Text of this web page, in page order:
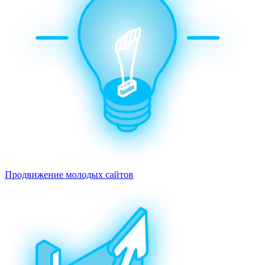
Продвижение молодых сайтов